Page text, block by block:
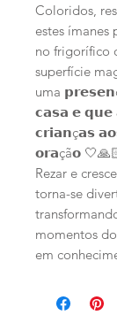
Coloridos,
estes ímanes
no frigorífico
superfície
uma
𝗰𝗮𝘀𝗮 𝗲 𝗾𝘂𝗲
𝗰𝗿𝗶𝗮𝗻ç𝗮𝘀
𝗼𝗿𝗮çã𝗼
Rezar e
torna-se
momentos
em